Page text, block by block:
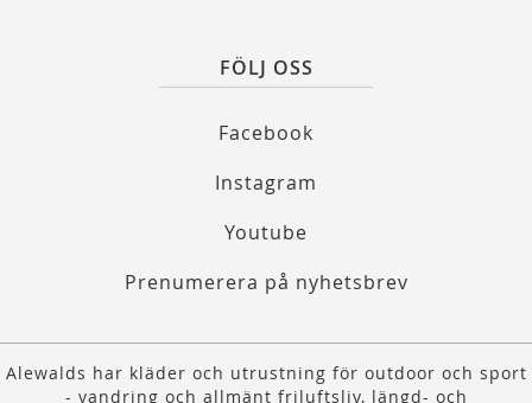
FÖLJ OSS
Facebook
Instagram
Youtube
Prenumerera på nyhetsbrev
Alewalds har kläder och utrustning för outdoor och sport
- vandring och allmänt friluftsliv, längd- och